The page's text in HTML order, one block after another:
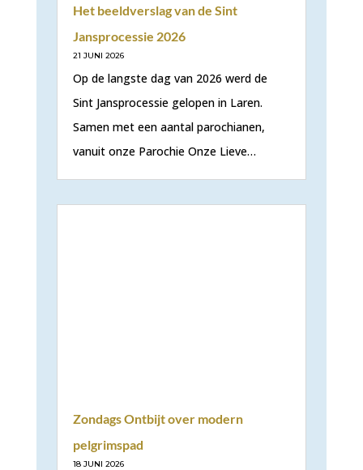
Het beeldverslag van de Sint
Jansprocessie 2026
21 JUNI 2026
Op de langste dag van 2026 werd de
Sint Jansprocessie gelopen in Laren.
Samen met een aantal parochianen,
vanuit onze Parochie Onze Lieve…
Zondags Ontbijt over modern
pelgrimspad
18 JUNI 2026